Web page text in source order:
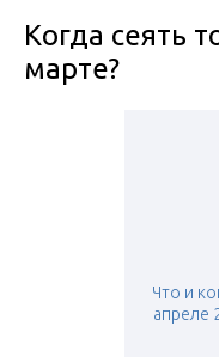
Когда сеять
марте?
Что и
апреле